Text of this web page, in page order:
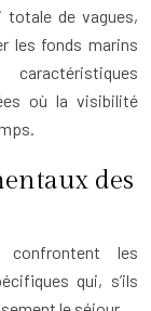
totale de vagues,
les fonds marins
où la visibilité
des
confrontent les
qui, s’ils